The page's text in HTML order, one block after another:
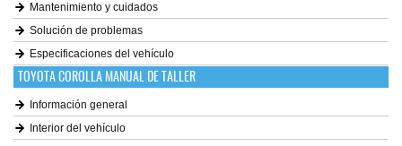
Mantenimiento y cuidados
Solución de problemas
Especificaciones del vehículo
TOYOTA COROLLA MANUAL DE TALLER
Información general
Interior del vehículo